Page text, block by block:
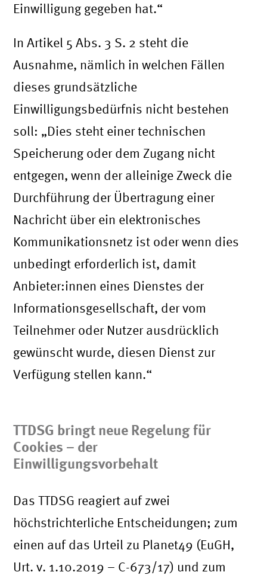
Einwilligung gegeben hat.“
In Artikel 5 Abs. 3 S. 2 steht die
Ausnahme, nämlich in welchen Fällen
dieses grundsätzliche
Einwilligungsbedürfnis nicht bestehen
soll: „Dies steht einer technischen
Speicherung oder dem Zugang nicht
entgegen, wenn der alleinige Zweck die
Durchführung der Übertragung einer
Nachricht über ein elektronisches
Kommunikationsnetz ist oder wenn dies
unbedingt erforderlich ist, damit
Anbieter:innen eines Dienstes der
Informationsgesellschaft, der vom
Teilnehmer oder Nutzer ausdrücklich
gewünscht wurde, diesen Dienst zur
Verfügung stellen kann.“
TTDSG bringt neue Regelung für
Cookies – der
Einwilligungsvorbehalt
Das TTDSG reagiert auf zwei
höchstrichterliche Entscheidungen; zum
einen auf das Urteil zu Planet49 (EuGH,
Urt. v. 1.10.2019 – C-673/17) und zum